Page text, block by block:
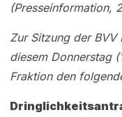
(Presseinformation,
Zur Sitzung der
diesem Donnerstag
Fraktion den